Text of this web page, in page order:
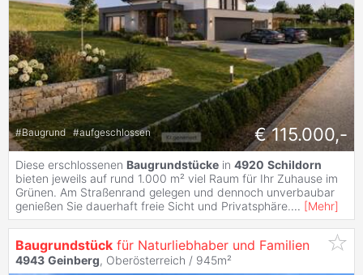
#Baugrund #aufgeschlossen € 115.000,-
Diese erschlossenen Baugrundstücke in 4920 Schildorn
bieten jeweils auf rund 1.000 m² viel Raum für Ihr Zuhause im
Grünen. Am Straßenrand gelegen und dennoch unverbaubar
genießen Sie dauerhaft freie Sicht und Privatsphäre.... [Mehr]
Baugrundstück für Naturliebhaber und Familien
4943 Geinberg, Oberösterreich / 945m²